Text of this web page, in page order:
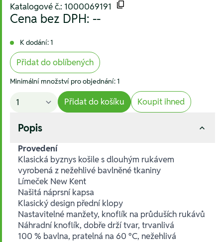
Katalogové č.: 1000069191
Cena bez DPH: --
K dodání: 1
Přidat do oblíbených
Minimální množství pro objednání: 1
Přidat do košíku Koupit ihned
Popis
Provedení
Klasická byznys košile s dlouhým rukávem
vyrobená z nežehlivé bavlněné tkaniny
Límeček New Kent
Našitá náprsní kapsa
Klasický design přední klopy
Nastavitelné manžety, knoflík na průduších rukávů
Náhradní knoflík, dobře drží tvar, trvanlivá
100 % bavlna, pratelná na 60 °C, nežehlivá